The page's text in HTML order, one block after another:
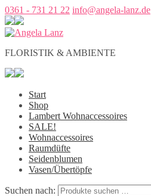
0361 - 731 21 22 info@angela-lanz.de
FLORISTIK & AMBIENTE
Start
Shop
Lambert Wohnaccessoires
SALE!
Wohnaccessoires
Raumdüfte
Seidenblumen
Vasen/Übertöpfe
Suchen nach: